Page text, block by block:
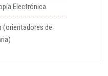
Electrónica
(orientadores de